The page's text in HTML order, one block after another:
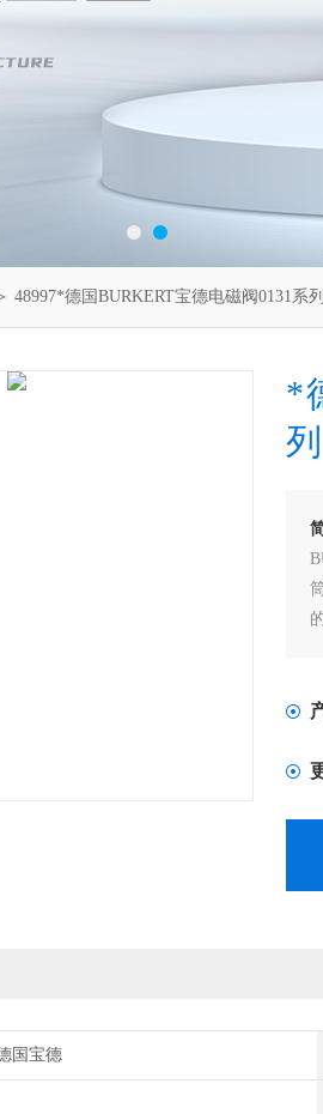
48997*德国BURKERT宝德电磁阀0131系列
*
列
国宝德